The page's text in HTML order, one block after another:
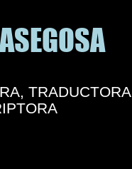
TRADUCTORA